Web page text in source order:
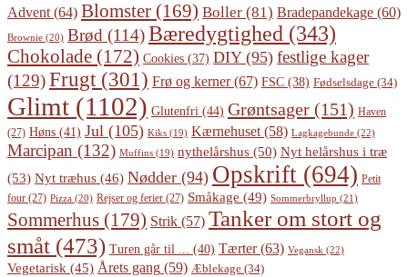
Advent (64) Blomster (169) Boller (81) Bradepandekage (60)
Brownie (20) Brød (114)Bæredygtighed (343)
Chokolade (172) Cookies (37) DIY(95) festlige kager
(129)Frugt(301) Frø og kerner(67) FSC (38) Fødselsdage (34)
Glimt (1102) Glutenfri (44) Grøntsager (151) Haven
(27) Høns (41) Jul (105) Kiks (19) Kærnehuset (58) Lagkagebunde (22)
Marcipan (132) Muffins (19) nythelårshus (50) Nyt helårshus i træ
(53) Nyt træhus (46) Nødder (94) Opskrift (694) Petit
four (27) Pizza (20) Rejser og ferier (27) Småkage (49) Sommerbryllup (21)
Sommerhus (179) Strik (57) Tanker om stort og
småt (473) Turen går til ... (40) Tærter(63) Vegansk (22)
Vegetarisk (45) Årets gang (59) Æblekage (34)